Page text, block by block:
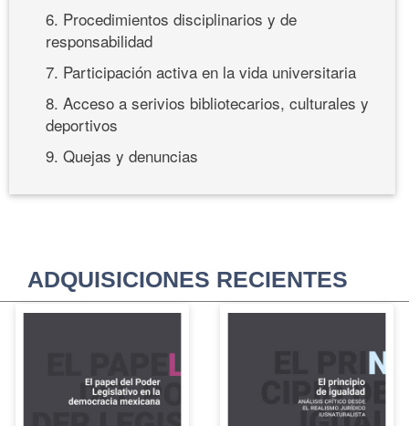
6. Procedimientos disciplinarios y de
responsabilidad
7. Participación activa en la vida universitaria
8. Acceso a serivios bibliotecarios, culturales y
deportivos
9. Quejas y denuncias
ADQUISICIONES RECIENTES